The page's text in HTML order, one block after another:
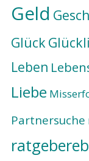
Geld
Glück
Leben
Liebe
Partnersuche